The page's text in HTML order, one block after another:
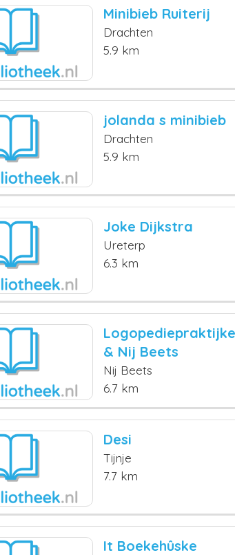
Minibieb Ruiterij
Drachten
5.9 km
jolanda s minibieb
Drachten
5.9 km
Joke Dijkstra
Ureterp
6.3 km
& Nij Beets
Nij Beets
6.7 km
Desi
Tijnje
7.7 km
It Boekehûske